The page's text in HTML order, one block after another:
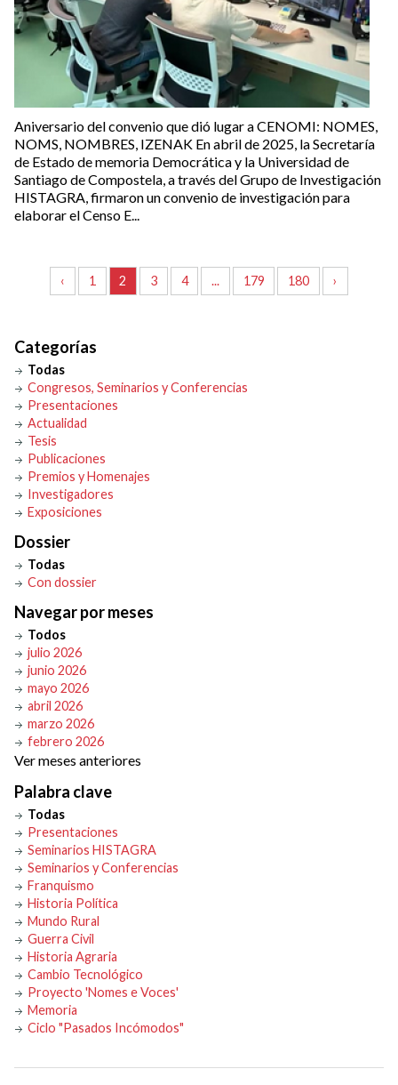
Aniversario del convenio que dió lugar a CENOMI: NOMES,
NOMS, NOMBRES, IZENAK En abril de 2025, la Secretaría
de Estado de memoria Democrática y la Universidad de
Santiago de Compostela, a través del Grupo de Investigación
HISTAGRA, firmaron un convenio de investigación para
elaborar el Censo E...
‹ 1 2 3 4 ... 179 180 ›
Categorías
Todas
Congresos, Seminarios y Conferencias
Presentaciones
Actualidad
Tesis
Publicaciones
Premios y Homenajes
Investigadores
Exposiciones
Dossier
Todas
Con dossier
Navegar por meses
Todos
julio 2026
junio 2026
mayo 2026
abril 2026
marzo 2026
febrero 2026
Ver meses anteriores
Palabra clave
Todas
Presentaciones
Seminarios HISTAGRA
Seminarios y Conferencias
Franquismo
Historia Política
Mundo Rural
Guerra Civil
Historia Agraria
Cambio Tecnológico
Proyecto 'Nomes e Voces'
Memoria
Ciclo "Pasados Incómodos"